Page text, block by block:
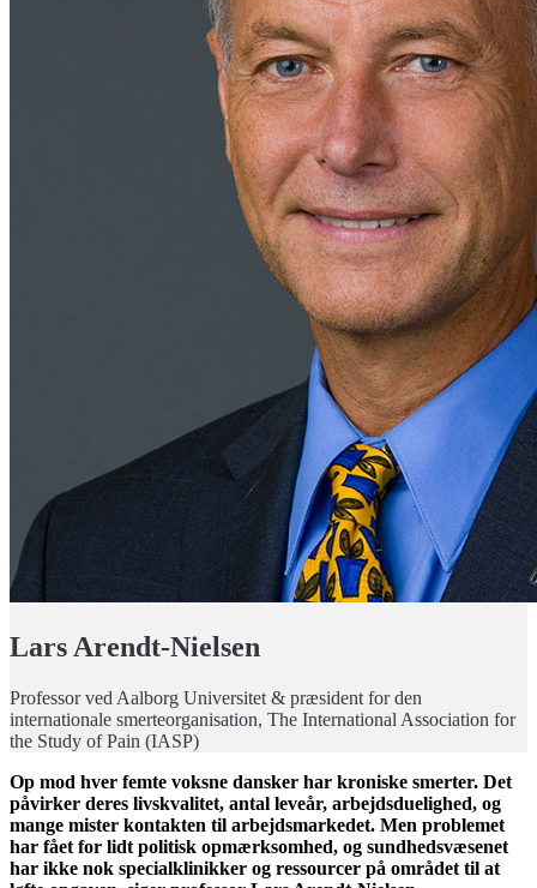
Lars Arendt-Nielsen
Professor ved Aalborg Universitet & præsident for den
internationale smerteorganisation, The International Association for
the Study of Pain (IASP)
Op mod hver femte voksne dansker har kroniske smerter. Det
påvirker deres livskvalitet, antal leveår, arbejdsduelighed, og
mange mister kontakten til arbejdsmarkedet. Men problemet
har fået for lidt politisk opmærksomhed, og sundhedsvæsenet
har ikke nok specialklinikker og ressourcer på området til at